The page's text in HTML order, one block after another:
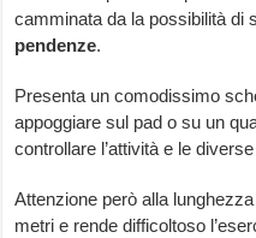
camminata da la possibilità di
pendenze.
Presenta un comodissimo
appoggiare sul pad o su un
controllare l’attività e le
Attenzione però alla
metri e rende difficoltoso